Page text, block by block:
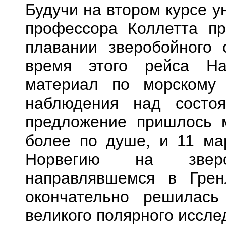
Будучи на втором курсе
профессора Коллетта
плавании
время этого рейса
материал по
наблюдения над
предложение пришлось
более по душе, и 11
Норвегию на
направлявшемся в
окончательно
великого полярного